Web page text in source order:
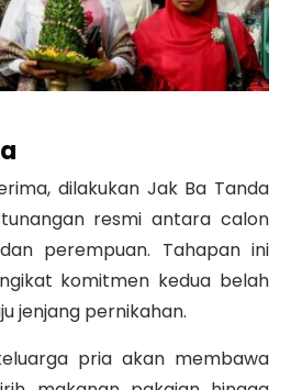
dilakukan Jak Ba Tanda
resmi antara calon
perempuan. Tahapan ini
komitmen kedua belah
jenjang pernikahan.
pria akan membawa